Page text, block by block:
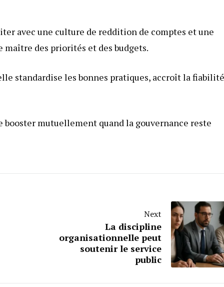
avec une culture de reddition de comptes et une
des priorités et des budgets.
standardise les bonnes pratiques, accroît la fiabilité
mutuellement quand la gouvernance reste
Next
La discipline
organisationnelle peut
soutenir le service
public